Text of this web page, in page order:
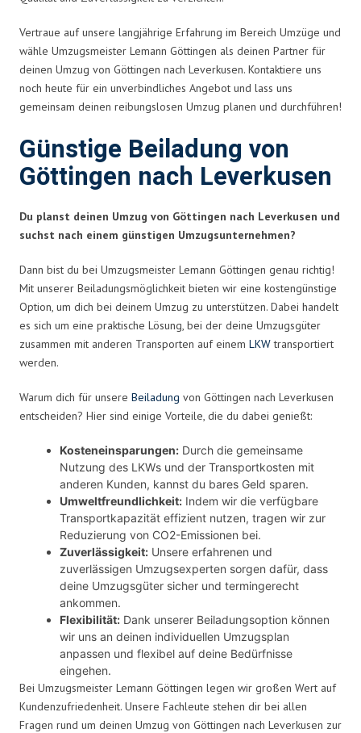
Vertraue auf unsere langjährige Erfahrung im Bereich Umzüge und
wähle Umzugsmeister Lemann Göttingen als deinen Partner für
deinen Umzug von Göttingen nach Leverkusen. Kontaktiere uns
noch heute für ein unverbindliches Angebot und lass uns
gemeinsam deinen reibungslosen Umzug planen und durchführen!
Günstige Beiladung von
Göttingen nach Leverkusen
Du planst deinen Umzug von Göttingen nach Leverkusen und
suchst nach einem günstigen Umzugsunternehmen?
Dann bist du bei Umzugsmeister Lemann Göttingen genau richtig!
Mit unserer Beiladungsmöglichkeit bieten wir eine kostengünstige
Option, um dich bei deinem Umzug zu unterstützen. Dabei handelt
es sich um eine praktische Lösung, bei der deine Umzugsgüter
zusammen mit anderen Transporten auf einem LKWtransportiert
werden.
Warum dich für unsere Beiladung von Göttingen nach Leverkusen
entscheiden? Hier sind einige Vorteile, die du dabei genießt:
Kosteneinsparungen: Durch die gemeinsame
Nutzung des LKWs und der Transportkosten mit
anderen Kunden, kannst du bares Geld sparen.
Umweltfreundlichkeit: Indem wir die verfügbare
Transportkapazität effizient nutzen, tragen wir zur
Reduzierung von CO2-Emissionen bei.
Zuverlässigkeit: Unsere erfahrenen und
zuverlässigen Umzugsexperten sorgen dafür, dass
deine Umzugsgüter sicher und termingerecht
ankommen.
Flexibilität: Dank unserer Beiladungsoption können
wir uns an deinen individuellen Umzugsplan
anpassen und flexibel auf deine Bedürfnisse
eingehen.
Bei Umzugsmeister Lemann Göttingen legen wir großen Wert auf
Kundenzufriedenheit. Unsere Fachleute stehen dir bei allen
Fragen rund um deinen Umzug von Göttingen nach Leverkusen zur